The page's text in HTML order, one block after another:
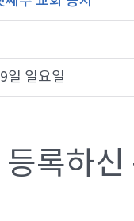
일 일요일
록하